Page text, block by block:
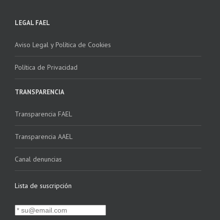
LEGAL FAEL
Aviso Legal y Política de Cookies
Política de Privacidad
TRANSPARENCIA
Transparencia FAEL
Transparencia AAEL
Canal denuncias
Lista de suscripción